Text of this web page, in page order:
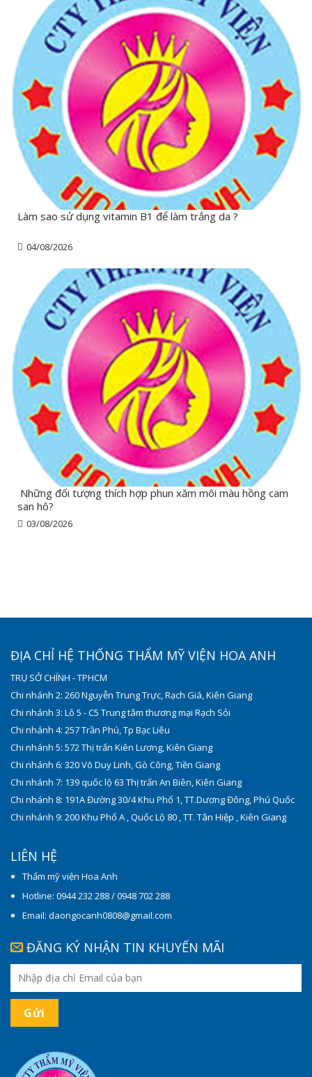
Làm sao sử dụng vitamin B1 để làm trắng da ?
04/08/2026
Những đối tượng thích hợp phun xăm môi màu hồng cam
san hô?
03/08/2026
ĐỊA CHỈ HỆ THỐNG THẨM MỸ VIỆN HOA ANH
TRỤ SỞ CHÍNH - TPHCM
Chi nhánh 2: 260 Nguyễn Trung Trực, Rạch Giá, Kiên Giang
Chi nhánh 3: Lô 5 - C5 Trung tâm thương mại Rạch Sỏi
Chi nhánh 4: 257 Trần Phú, Tp Bạc Liêu
Chi nhánh 5: 572 Thị trấn Kiên Lương, Kiên Giang
Chi nhánh 6: 320 Võ Duy Linh, Gò Công, Tiền Giang
Chi nhánh 7: 139 quốc lộ 63 Thị trấn An Biên, Kiên Giang
Chi nhánh 8: 191A Đường 30/4 Khu Phố 1, TT.Dương Đông, Phú Quốc
Chi nhánh 9: 200 Khu Phố A , Quốc Lộ 80 , TT. Tân Hiệp , Kiên Giang
LIÊN HỆ
Thẩm mỹ viện Hoa Anh
Hotline: 0944 232 288 / 0948 702 288
Email: daongocanh0808@gmail.com
ĐĂNG KÝ NHẬN TIN KHUYẾN MÃI